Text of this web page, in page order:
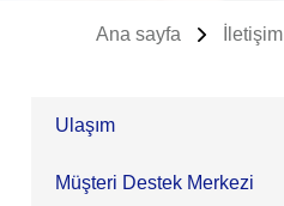
Ana sayfa İletişim
Ulaşım
Müşteri Destek Merkezi